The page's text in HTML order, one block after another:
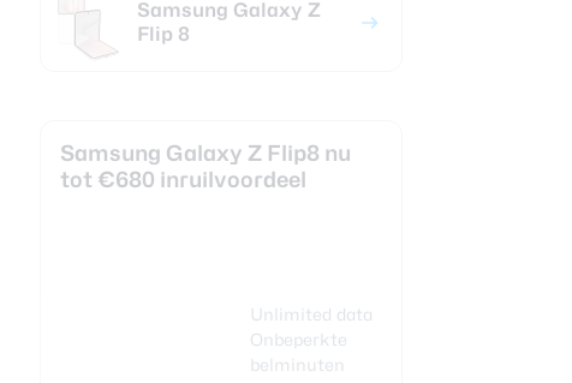
Samsung Galaxy Z
Flip 8
Samsung Galaxy Z Flip8 nu
tot €680 inruilvoordeel
Unlimited data
Onbeperkte
belminuten